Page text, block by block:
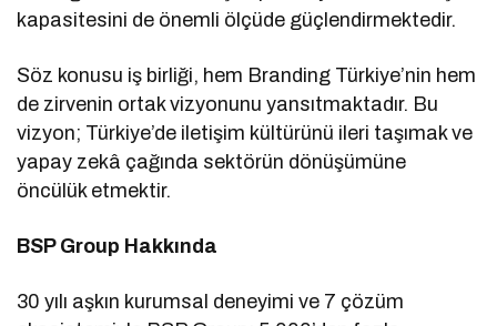
kapasitesini de önemli ölçüde güçlendirmektedir.
Söz konusu iş birliği, hem Branding Türkiye’nin hem
de zirvenin ortak vizyonunu yansıtmaktadır. Bu
vizyon; Türkiye’de iletişim kültürünü ileri taşımak ve
yapay zekâ çağında sektörün dönüşümüne
öncülük etmektir.
BSP Group Hakkında
30 yılı aşkın kurumsal deneyimi ve 7 çözüm